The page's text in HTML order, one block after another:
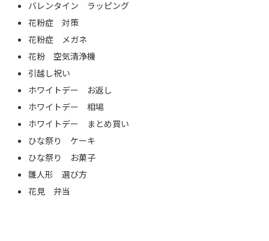
バレンタイン ラッピング
花粉症 対策
花粉症 メガネ
花粉 空気清浄機
引越し祝い
ホワイトデー お返し
ホワイトデー 相場
ホワイトデー まとめ買い
ひな祭り ケーキ
ひな祭り お菓子
雛人形 選び方
花見 弁当